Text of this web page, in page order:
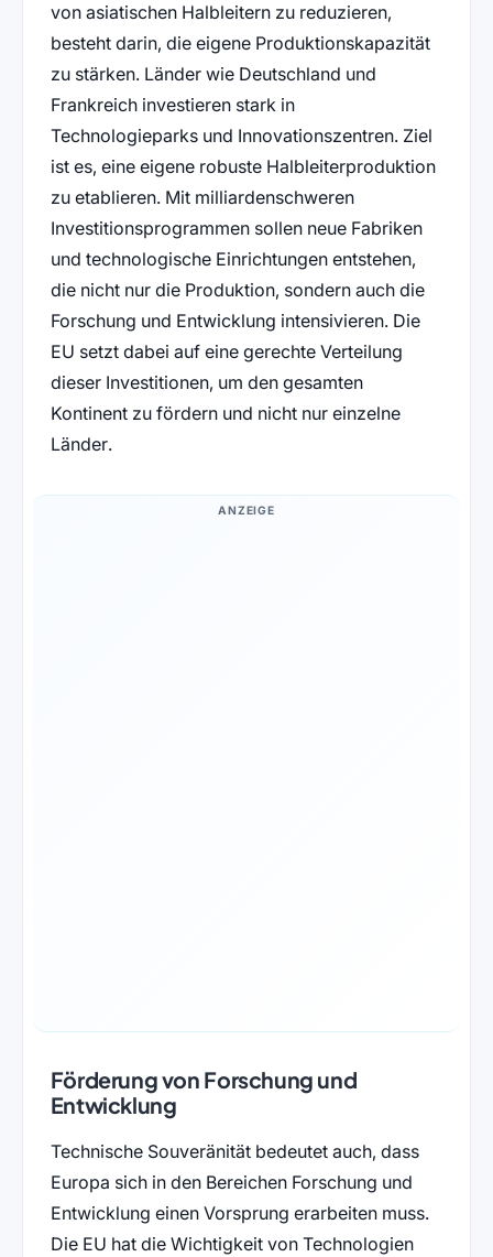
von asiatischen Halbleitern zu reduzieren,
besteht darin, die eigene Produktionskapazität
zu stärken. Länder wie Deutschland und
Frankreich investieren stark in
Technologieparks und Innovationszentren. Ziel
ist es, eine eigene robuste Halbleiterproduktion
zu etablieren. Mit milliardenschweren
Investitionsprogrammen sollen neue Fabriken
und technologische Einrichtungen entstehen,
die nicht nur die Produktion, sondern auch die
Forschung und Entwicklung intensivieren. Die
EU setzt dabei auf eine gerechte Verteilung
dieser Investitionen, um den gesamten
Kontinent zu fördern und nicht nur einzelne
Länder.
ANZEIGE
Förderung von Forschung und
Entwicklung
Technische Souveränität bedeutet auch, dass
Europa sich in den Bereichen Forschung und
Entwicklung einen Vorsprung erarbeiten muss.
Die EU hat die Wichtigkeit von Technologien